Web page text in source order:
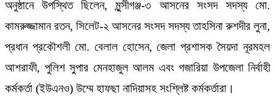
অনুষ্ঠানে উপস্থিত ছিলেন, মুন্সীগঞ্জ-৩ আসনের সংসদ সদস্য মো.
কামরুজ্জামান রতন, সিলেট-২ আসনের সংসদ সদস্য তাহসিনা রুশদীর লুনা,
প্রধান প্রকৌশলী মো. বেলাল হোসেন, জেলা প্রশাসক সৈয়দা নূরমহল
আশরাফী, পুলিশ সুপার মেনহাজুল আলম এবং গজারিয়া উপজেলা নির্বাহী
কর্মকর্তা (ইউএনও) উম্মে হাফছা নাদিয়াসহ সংশ্লিষ্ট কর্মকর্তারা।